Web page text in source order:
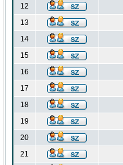
12
13
14
15
16
17
18
19
20
21